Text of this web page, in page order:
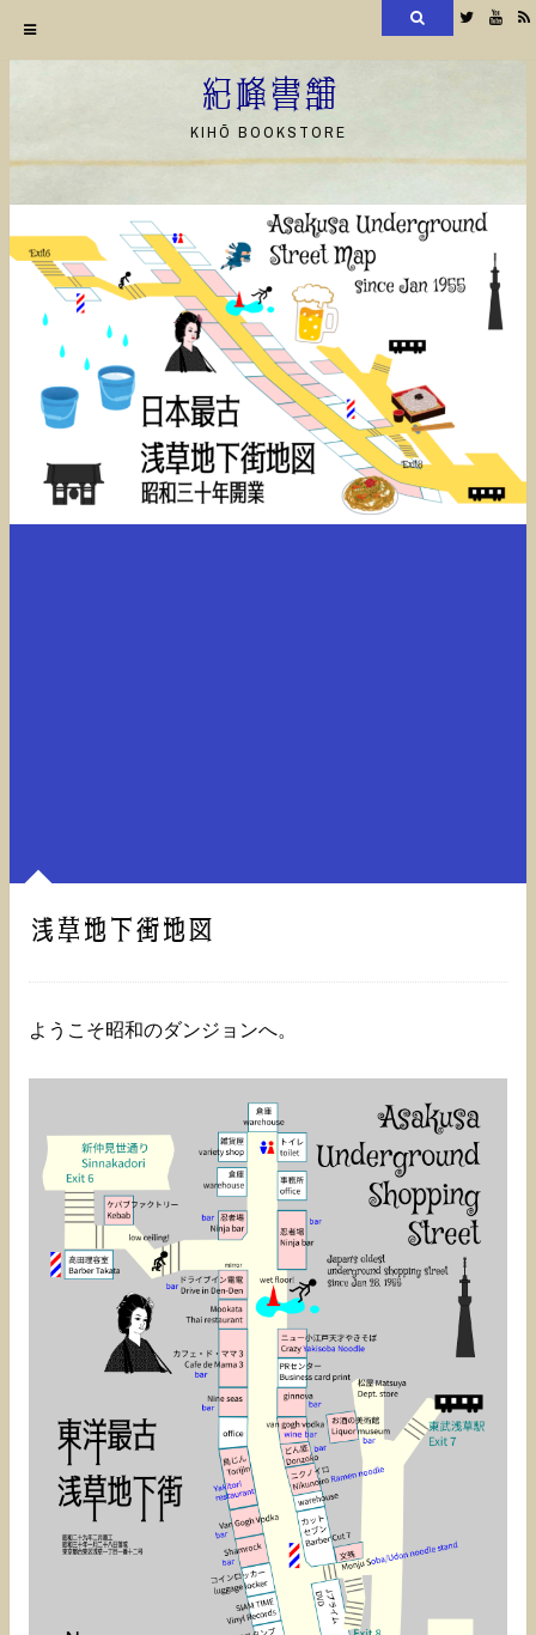
ン
ツ
へ
Twitter
紀峰書舗
KIHŌ BOOKSTORE
浅草地下街地図
ようこそ昭和のダンジョンへ。